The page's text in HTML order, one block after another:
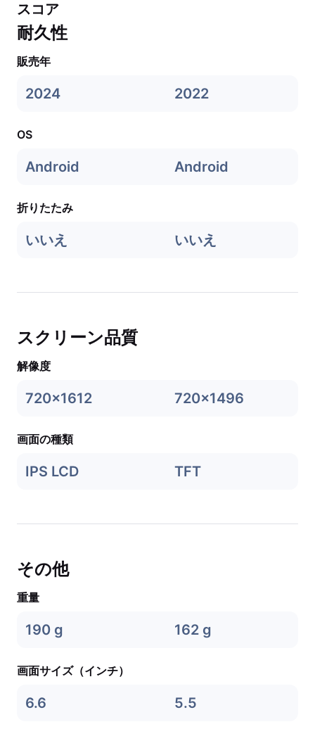
スコア
耐久性
販売年
2024 2022
OS
Android Android
折りたたみ
いいえ いいえ
スクリーン品質
解像度
720x1612 720x1496
画面の種類
IPS LCD TFT
その他
重量
190 g 162 g
画面サイズ（インチ）
6.6 5.5